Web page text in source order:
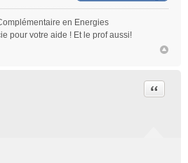
en Energies
pour votre aide ! Et le prof aussi!
Citer